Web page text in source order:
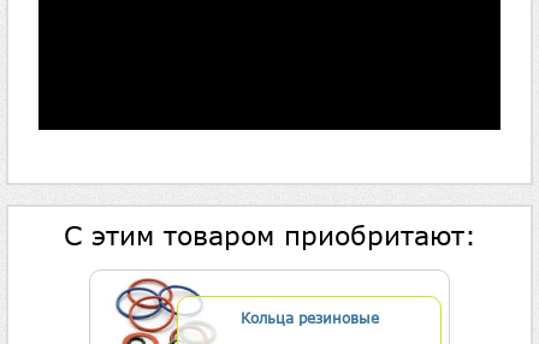
С этим товаром приобритают:
Кольца резиновые